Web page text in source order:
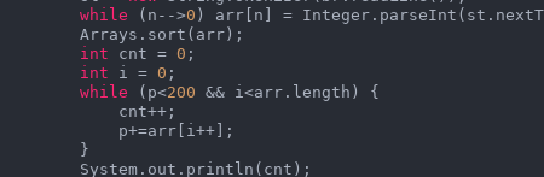
while (n-->0 ) arr[n] =
        Arrays.sort(arr);
int cnt = 0 ;
int i = 0 ;
while (p<200 && i<arr.length) {
            cnt++;
            p+=arr[i++];
        }
        System.out.println(cnt);